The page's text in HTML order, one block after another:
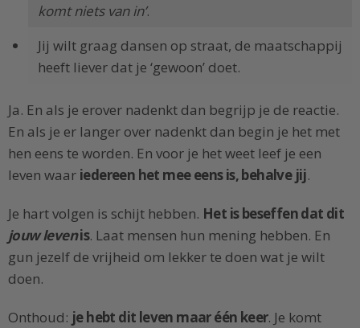
komt niets van in’.
Jij wilt graag dansen op straat, de maatschappij
heeft liever dat je ‘gewoon’ doet.
Ja. En als je erover nadenkt dan begrijp je de reactie.
En als je er langer over nadenkt dan begin je het met
hen eens te worden. En voor je het weet leef je een
leven waar iedereen het mee eens is, behalve jij.
Je hart volgen is schijt hebben. Het is beseffen dat dit
jouw levenis. Laat mensen hun mening hebben. En
gun jezelf de vrijheid om lekker te doen wat je wilt
doen.
Onthoud: je hebt dit leven maar één keer. Je komt